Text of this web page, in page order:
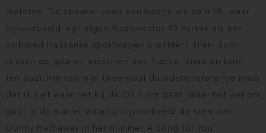
motoren. De speaker voelt een beetje als zo’n V8, waar
bijvoorbeeld mijn eigen Audiovector R3 Arreté als een
volbloed Italiaanse sportwagen presteert. Hier- door
missen de gitaren misschien een fractie ‘snap en bite’
ten opzichte van mijn twee maal duurdere referentie maar
dat is niet waar het bij de QR 7 om gaat. Waar het wel om
gaat is de manier waarop bijvoorbeeld de stem van
Donny Hathaway in het nummer A Song for You